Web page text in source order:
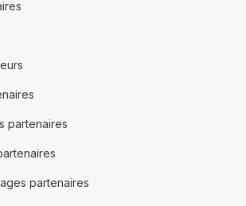
partenaires
partenaires